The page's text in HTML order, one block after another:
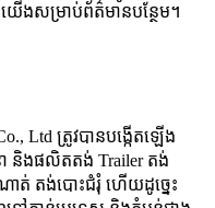
ងសម្រាប់ព័ត៌មានបន្ថែម។
Ltd ត្រូវបានបង្កើតឡើង
នា និងផលិតតង់ Trailer តង់
តង់បោះជំរុំ ហើយដូច្នេះ